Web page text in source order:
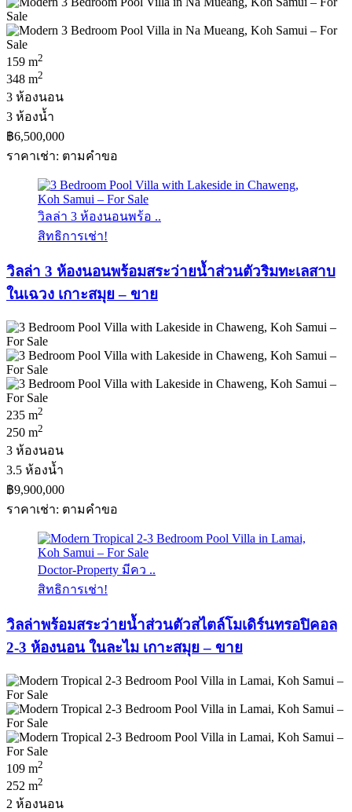
159 m2
348 m2
3 ห้องนอน
3 ห้องน้ำ
฿6,500,000
ราคาเช่า: ตามคําขอ
วิลล่า 3 ห้องนอนพร้อ ..
สิทธิการเช่า!
วิลล่า 3 ห้องนอนพร้อมสระว่ายน้ำส่วนตัวริมทะเลสาบ
ในเฉวง เกาะสมุย – ขาย
235 m2
250 m2
3 ห้องนอน
3.5 ห้องน้ำ
฿9,900,000
ราคาเช่า: ตามคําขอ
Doctor-Property มีคว ..
สิทธิการเช่า!
วิลล่าพร้อมสระว่ายน้ำส่วนตัวสไตล์โมเดิร์นทรอปิคอล
2-3 ห้องนอน ในละไม เกาะสมุย – ขาย
109 m2
252 m2
2 ห้องนอน